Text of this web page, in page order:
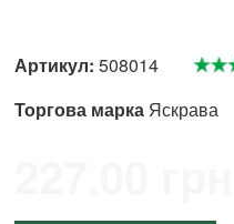
Артикул: 508014
Торгова марка Яскрава